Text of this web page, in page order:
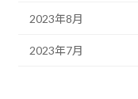
2023年8月
2023年7月